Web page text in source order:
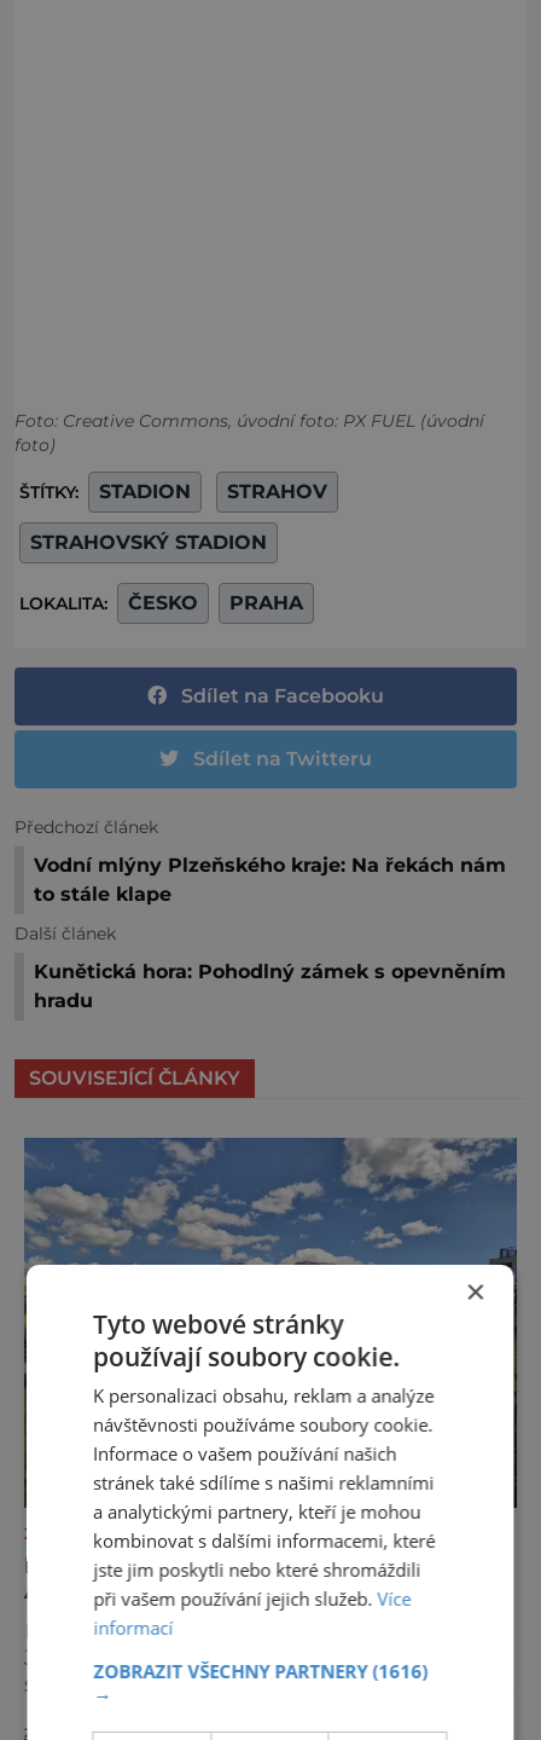
Foto: Creative Commons, úvodní foto: PX FUEL (úvodní
foto)
ŠTÍTKY: STADION STRAHOV
STRAHOVSKÝ STADION
LOKALITA: ČESKO PRAHA
Sdílet na Facebooku
Sdílet na Twitteru
Předchozí článek
Vodní mlýny Plzeňského kraje: Na řekách nám
to stále klape
Další článek
Kunětická hora: Pohodlný zámek s opevněním
hradu
SOUVISEJÍCÍ ČLÁNKY
ZAJÍMAVOSTI
NEJKRÁSNĚJŠÍ LOUKA EVROPY ŘÍKÁ
AUTŮM DOST
Na první pohled to může působit paradoxně.
Jedna z nejfotografovanějších krajin Dolomit
se rozhodla, že návštěvníků nechce více, ale
zobrazit více >>
×
Tyto webové stránky
používají soubory cookie.
K personalizaci obsahu, reklam a analýze
návštěvnosti používáme soubory cookie.
Informace o vašem používání našich
stránek také sdílíme s našimi reklamními
a analytickými partnery, kteří je mohou
kombinovat s dalšími informacemi, které
jste jim poskytli nebo které shromáždili
při vašem používání jejich služeb.Více
informací
ZOBRAZIT VŠECHNY PARTNERY(1616)
→